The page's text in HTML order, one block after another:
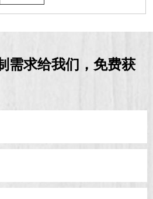
需求给我们，免费获